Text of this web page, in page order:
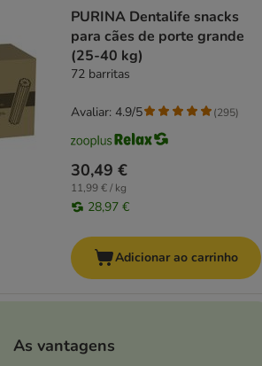
PURINA Dentalife snacks
para cães de porte grande
(25-40 kg)
72 barritas
30,49 €
11,99 € / kg
28,97 €
Avaliar: 4.9/5 (295)
Adicionar ao carrinho
As vantagens